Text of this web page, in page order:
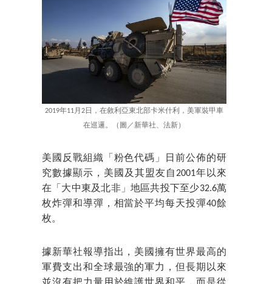
2019年11月2日，在敘利亞東北部卡米什利，美軍裝甲車
在巡邏。（圖／新華社、法新）
美國反戰組織「粉色代碼」日前公佈的研
究數據顯示，美國及其盟友自2001年以來
在「大中東及北非」地區共投下至少32.6萬
枚炸彈和導彈，相當於平均每天投彈40餘
枚。
據新華社報導指出，美國擁有世界最高的
軍費支出和全球最強的軍力，但長期以來